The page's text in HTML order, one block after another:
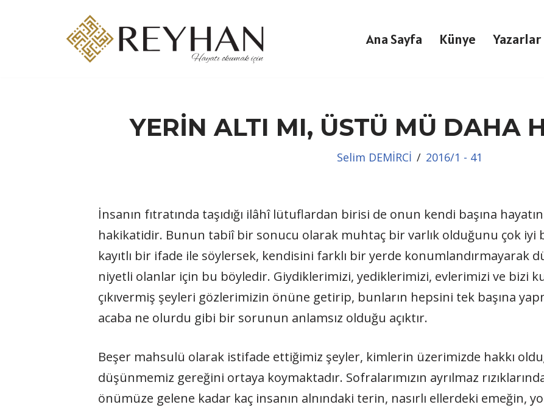
Ana Sayfa Künye Yazarlar
YERİN ALTI MI, ÜSTÜ MÜ DAHA
Selim DEMİRCİ 2016/1 - 41
İnsanın fıtratında taşıdığı ilâhî lütuflardan birisi de onun kendi başına
hakikatidir. Bunun tabiî bir sonucu olarak muhtaç bir varlık olduğunu çok iyi
kayıtlı bir ifade ile söylersek, kendisini farklı bir yerde konumlandırmayarak
niyetli olanlar için bu böyledir. Giydiklerimizi, yediklerimizi, evlerimizi ve bizi
çıkıvermiş şeyleri gözlerimizin önüne getirip, bunların hepsini tek başına
acaba ne olurdu gibi bir sorunun anlamsız olduğu açıktır.
Beşer mahsulü olarak istifade ettiğimiz şeyler, kimlerin üzerimizde hakkı
düşünmemiz gereğini ortaya koymaktadır. Sofralarımızın ayrılmaz
önümüze gelene kadar kaç insanın alnındaki terin, nasırlı ellerdeki emeğin,